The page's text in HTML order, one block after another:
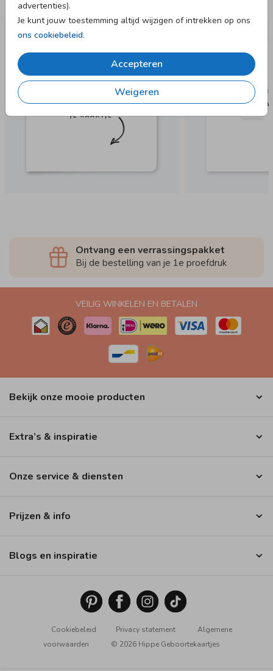
advertenties).
Je kunt jouw toestemming altijd wijzigen of intrekken op ons
ons cookiebeleid.
Accepteren
Weigeren
Deze designs vind je misschien ook leuk
Ontvang een verrassingspakket
Bij de bestelling van je 1e proefdruk
VEILIG WINKELEN EN BETALEN
Bekijk onze mooie producten
Extra’s & inspiratie
Onze service & diensten
Prijzen & info
Blogs en inspiratie
Cookiebeleid Privacy statement
Algemene
voorwaarden
© 2026 Hippe Geboortekaartjes